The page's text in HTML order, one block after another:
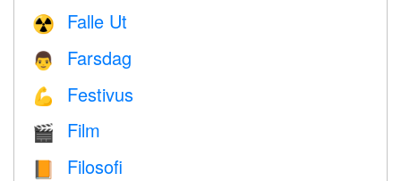
☢️ Falle Ut
👨 Farsdag
💪 Festivus
🎬 Film
📙 Filosofi